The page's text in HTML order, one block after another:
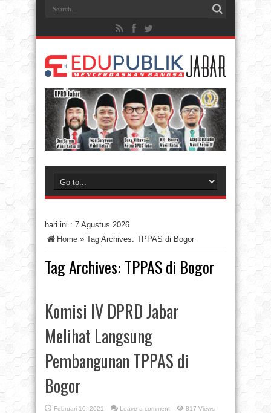
hari ini : 7 Agustus 2026
Home » Tag Archives: TPPAS di Bogor
Tag Archives: TPPAS di Bogor
Komisi IV DPRD Jabar
Melihat Langsung
Pembangunan TPPAS di
Bogor
Februari 10, 2021 Leave a comment 817 Views